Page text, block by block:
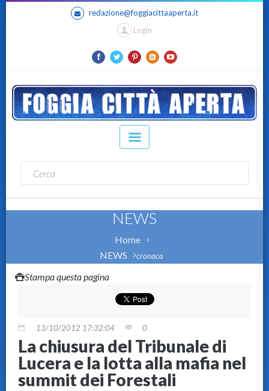
redazione@foggiacittaaperta.it
Login
NEWS
Home
NEWS
cronaca
Stampa questa pagina
13/10/2012 17:32:04 0
La chiusura del Tribunale di
Lucera e la lotta alla mafia nel
summit dei Forestali